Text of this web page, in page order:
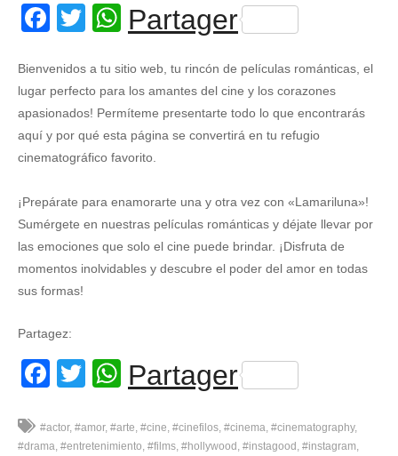
Facebook
TwitterWhatsApp
Partager
Bienvenidos a tu sitio web, tu rincón de películas románticas, el
lugar perfecto para los amantes del cine y los corazones
apasionados! Permíteme presentarte todo lo que encontrarás
aquí y por qué esta página se convertirá en tu refugio
cinematográfico favorito.
¡Prepárate para enamorarte una y otra vez con «Lamariluna»!
Sumérgete en nuestras películas románticas y déjate llevar por
las emociones que solo el cine puede brindar. ¡Disfruta de
momentos inolvidables y descubre el poder del amor en todas
sus formas!
Partagez:
Facebook
TwitterWhatsApp
Partager
#actor #amor #arte #cine #cinefilos #cinema #cinematography
#drama #entretenimiento #films #hollywood #instagood #instagram